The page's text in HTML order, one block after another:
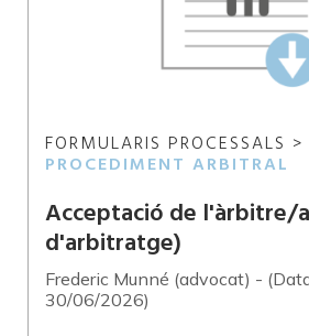
FORMULARIS PROCESSALS >
PROCEDIMENT ARBITRAL
Acceptació de l'àrbitre/
d'arbitratge)
Frederic Munné (advocat) -
30/06/2026)